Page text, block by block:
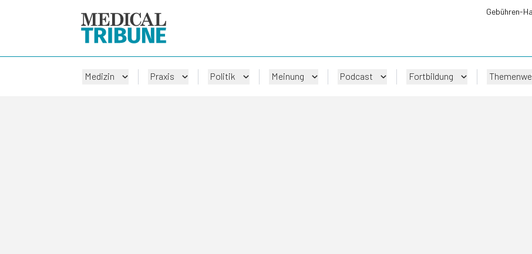
Gebühren-
Medizin Praxis Politik Meinung Podcast Fortbildung